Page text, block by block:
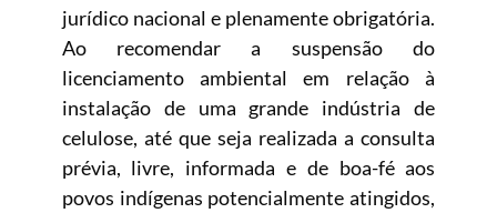
jurídico nacional e plenamente obrigatória.
Ao recomendar a suspensão do
licenciamento ambiental em relação à
instalação de uma grande indústria de
celulose, até que seja realizada a consulta
prévia, livre, informada e de boa-fé aos
povos indígenas potencialmente atingidos,